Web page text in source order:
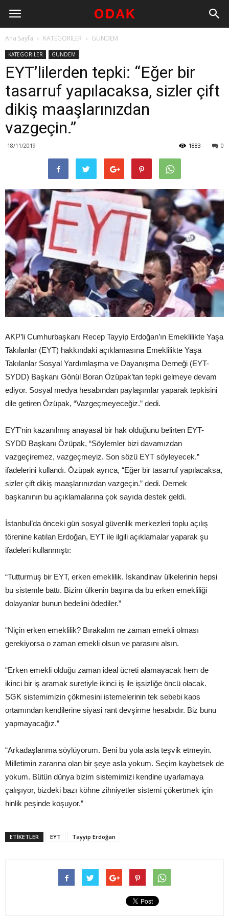
Ana Sayfa KATEGORİLER GÜNDEM
KATEGORİLER GÜNDEM
EYT’lilerden tepki: “Eğer bir
tasarruf yapılacaksa, sizler çift
dikiş maaşlarınızdan
vazgeçin.”
18/11/2019 0
1883
AKP’li Cumhurbaşkanı Recep Tayyip Erdoğan’ın Emeklilikte Yaşa
Takılanlar (EYT) hakkındaki açıklamasına Emeklilikte Yaşa
Takılanlar Sosyal Yardımlaşma ve Dayanışma Derneği (EYT-
SYDD) Başkanı Gönül Boran Özüpak’tan tepki gelmeye devam
ediyor. Sosyal medya hesabından paylaşımlar yaparak tepkisini
dile getiren Özüpak, “Vazgeçmeyeceğiz.” dedi.
EYT’nin kazanılmış anayasal bir hak olduğunu belirten EYT-
SYDD Başkanı Özüpak, “Söylemler bizi davamızdan
vazgeçiremez, vazgeçmeyiz. Son sözü EYT söyleyecek.”
ifadelerini kullandı. Özüpak ayrıca, “Eğer bir tasarruf yapılacaksa,
sizler çift dikiş maaşlarınızdan vazgeçin.” dedi. Dernek
başkanının bu açıklamalarına çok sayıda destek geldi.
İstanbul’da önceki gün sosyal güvenlik merkezleri toplu açılış
törenine katılan Erdoğan, EYT ile ilgili açıklamalar yaparak şu
ifadeleri kullanmıştı:
“Tutturmuş bir EYT, erken emeklilik. İskandinav ülkelerinin hepsi
bu sistemle battı. Bizim ülkenin başına da bu erken emekliliği
dolayanlar bunun bedelini ödediler.”
“Niçin erken emeklilik? Bırakalım ne zaman emekli olması
gerekiyorsa o zaman emekli olsun ve parasını alsın.
“Erken emekli olduğu zaman ideal ücreti alamayacak hem de
ikinci bir iş aramak suretiyle ikinci iş ile işsizliğe öncü olacak.
SGK sistemimizin çökmesini istemelerinin tek sebebi kaos
ortamından kendilerine siyasi rant devşirme hesabıdır. Biz bunu
yapmayacağız.”
“Arkadaşlarıma söylüyorum. Beni bu yola asla teşvik etmeyin.
Milletimin zararına olan bir şeye asla yokum. Seçim kaybetsek de
yokum. Bütün dünya bizim sistemimizi kendine uyarlamaya
çalışıyor, bizdeki bazı köhne zihniyetler sistemi çökertmek için
hinlik peşinde koşuyor.”
ETIKETLER EYT Tayyip Erdoğan